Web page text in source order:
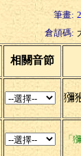
筆畫:
倉頡碼:
相關音節
獼
「